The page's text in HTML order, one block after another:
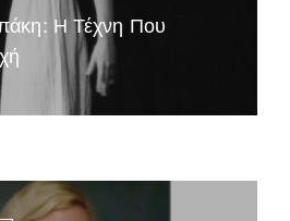
Η Τέχνη Που